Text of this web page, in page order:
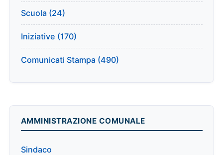
Scuola (24)
Iniziative (170)
Comunicati Stampa (490)
AMMINISTRAZIONE COMUNALE
Sindaco